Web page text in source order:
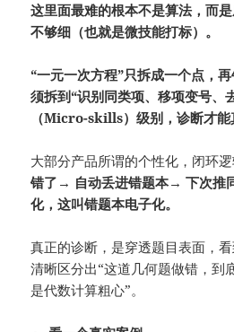
这里面最难的根本不是算法，而
不够细（也就是微技能打标）。
“一元一次方程”只拆成一个点，
须拆到“识别同类项、移项变号、
（Micro-skills）级别，诊断才能
大部分产品所谓的个性化，闭环
错了→ 自动丢进错题本→ 下次推
化，这叫错题本电子化。
真正的诊断，是穿透题目表面，
清晰区分出“这道几何题做错，到
是代数计算粗心”。